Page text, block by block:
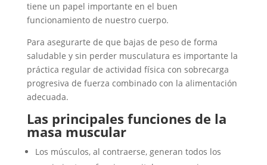
tiene un papel importante en el buen
funcionamiento de nuestro cuerpo.
Para asegurarte de que bajas de peso de forma
saludable y sin perder musculatura es importante la
práctica regular de actividad física con sobrecarga
progresiva de fuerza combinado con la alimentación
adecuada.
Las principales funciones de la
masa muscular
Los músculos, al contraerse, generan todos los